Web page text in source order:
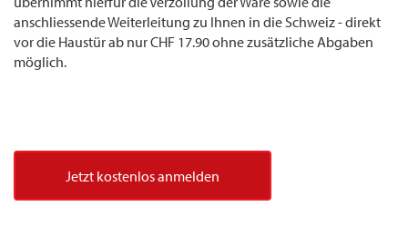
anschliessende Weiterleitung zu Ihnen in die Schweiz - direkt
vor die Haustür ab nur CHF 17.90 ohne zusätzliche Abgaben
möglich.
Jetzt kostenlos anmelden